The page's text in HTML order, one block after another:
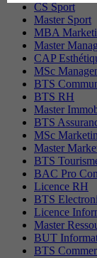
CS Sport
Master Sport
MBA
Master
CAP
MSc
BTS
BTS RH
Master
BTS
MSc
Master
BTS
BAC Pro
Licence RH
BTS
Licence
Master
BUT
BTS